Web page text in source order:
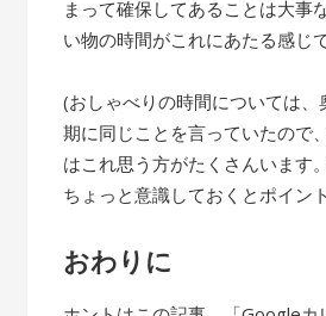
まって確保してあることは大事
い物の時間がこれにあたる感じで
(おしゃべりの時間については、
期に同じことを言っていたので
はこれ思う方がたくさんいます
ちょっと意識しておくとポイン
おわりに